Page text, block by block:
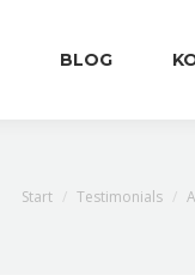
BLOG
Sie befinden sich hier:
Start Testimonials